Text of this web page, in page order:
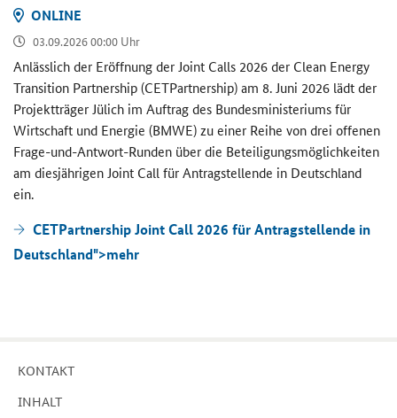
ON­LINE
03.09.2026 00:00 Uhr
An­läss­lich der Er­öff­nung derJoint Calls 2026 der Clean Energy
Transition Partnership (CETPartnership)am 8. Juni 2026 lädt der
Pro­jekt­trä­ger Jü­lich im Auf­trag des Bun­des­mi­nis­te­ri­ums für
Wirt­schaft und En­er­gie (BMWE) zu einer Reihe von drei of­fe­nen
Frage-​und-Antwort-Runden über die Be­tei­li­gungs­mög­lich­kei­ten
am dies­jäh­ri­genJoint Callfür An­trag­stel­len­de in Deutsch­land
ein.
CETPartnership Joint Call 2026 für Antragstellende in
Deutschland">mehr
KON­TAKT
IN­HALT